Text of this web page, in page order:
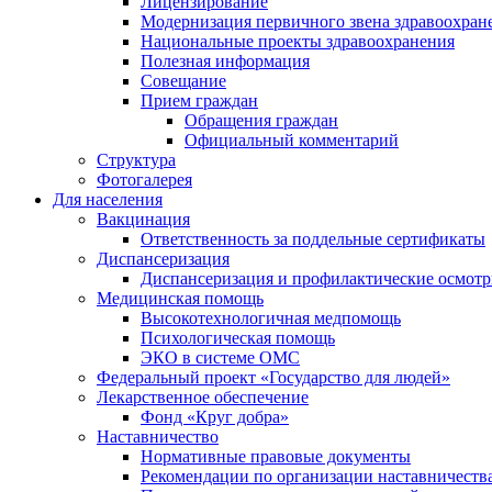
Модернизация первичного звена
Национальные проекты здравоохранения
Полезная информация
Совещание
Прием граждан
Обращения граждан
Официальный комментарий
Структура
Фотогалерея
Для населения
Вакцинация
Ответственность за поддельные сертификаты
Диспансеризация
Диспансеризация и профилактические
Медицинская помощь
Высокотехнологичная медпомощь
Психологическая помощь
ЭКО в системе ОМС
Федеральный проект «Государство для людей»
Лекарственное обеспечение
Фонд «Круг добра»
Наставничество
Нормативные правовые документы
Рекомендации по организации